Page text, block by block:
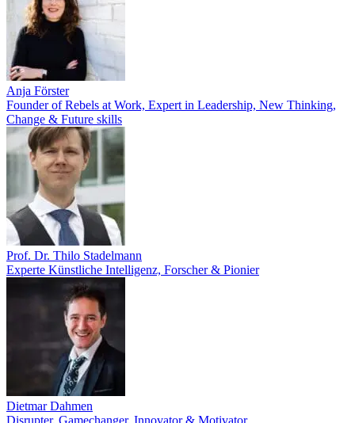
Anja Förster
Founder of Rebels at Work, Expert in Leadership, New Thinking,
Change & Future skills
Prof. Dr. Thilo Stadelmann
Experte Künstliche Intelligenz, Forscher & Pionier
Dietmar Dahmen
Disrupter, Gamechanger, Innovator & Motivator